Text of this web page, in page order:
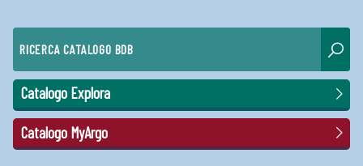
RICERCA CATALOGO BDB
Catalogo Explora
Catalogo MyArgo